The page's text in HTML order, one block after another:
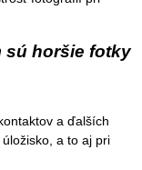
sú horšie fotky
a ďalších
a to aj pri